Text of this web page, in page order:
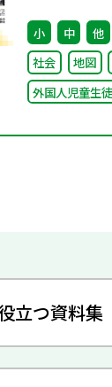
① ～「やさ
とは～
小 中 他
社会
地図
外国人児童生
立つ資料集